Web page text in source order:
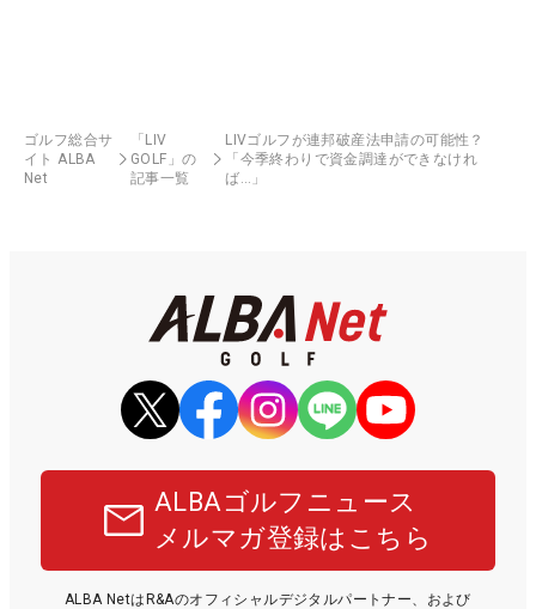
ゴルフ総合サ
イト ALBA
Net
「LIV
GOLF」の
記事一覧
LIVゴルフが連邦破産法申請の可能性？
「今季終わりで資金調達ができなけれ
ば…」
ALBAゴルフニュース
メルマガ登録はこちら
ALBA NetはR&Aのオフィシャルデジタルパートナー、および